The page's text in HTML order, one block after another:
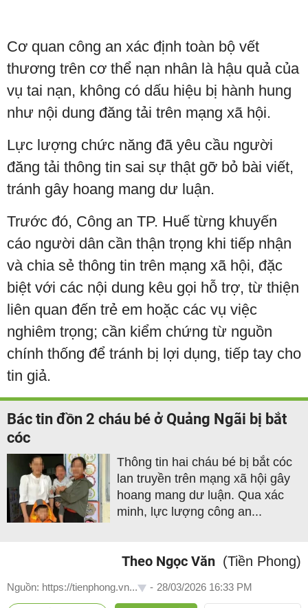
Cơ quan công an xác định toàn bộ vết
thương trên cơ thể nạn nhân là hậu quả của
vụ tai nạn, không có dấu hiệu bị hành hung
như nội dung đăng tải trên mạng xã hội.
Lực lượng chức năng đã yêu cầu người
đăng tải thông tin sai sự thật gỡ bỏ bài viết,
tránh gây hoang mang dư luận.
Trước đó, Công an TP. Huế từng khuyến
cáo người dân cần thận trọng khi tiếp nhận
và chia sẻ thông tin trên mạng xã hội, đặc
biệt với các nội dung kêu gọi hỗ trợ, từ thiện
liên quan đến trẻ em hoặc các vụ việc
nghiêm trọng; cần kiểm chứng từ nguồn
chính thống để tránh bị lợi dụng, tiếp tay cho
tin giả.
Bác tin đồn 2 cháu bé ở Quảng Ngãi bị bắt
cóc
Thông tin hai cháu bé bị bắt cóc
lan truyền trên mạng xã hội gây
hoang mang dư luận. Qua xác
minh, lực lượng công an...
Theo Ngọc Văn (Tiền Phong)
Nguồn: https://tienphong.vn... - 28/03/2026 16:33 PM